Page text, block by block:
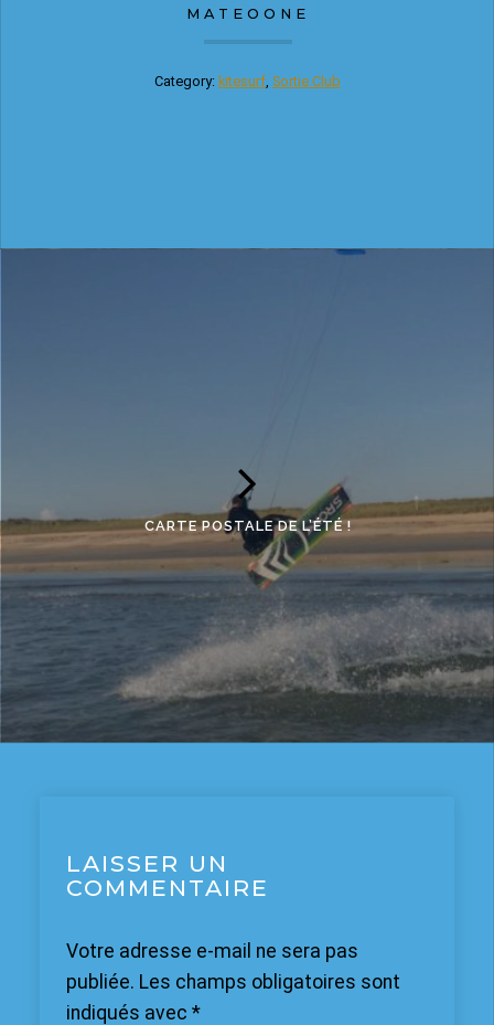
MATEOONE
Category: kitesurf, Sortie Club
CARTE POSTALE DE L’ÉTÉ !
LAISSER UN
COMMENTAIRE
Votre adresse e-mail ne sera pas
publiée. Les champs obligatoires sont
indiqués avec *